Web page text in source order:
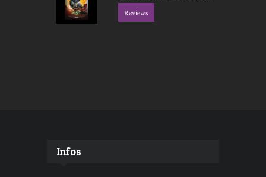
Reviews
Infos